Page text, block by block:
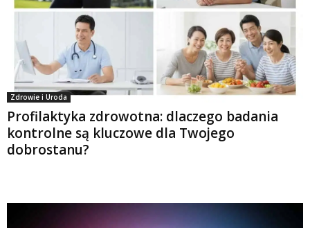
Zdrowie i Uroda
Profilaktyka zdrowotna: dlaczego badania
kontrolne są kluczowe dla Twojego
dobrostanu?